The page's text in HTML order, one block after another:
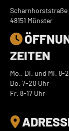
Scharnhorststraße
48151 Münster


ZEITEN
Mo., Di. und Mi. 8-
Do. 7-20 Uhr
Fr. 8-17 Uhr